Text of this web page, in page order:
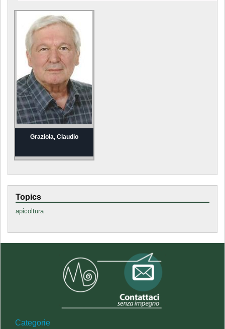
Graziola, Claudio
Topics
apicoltura
Categorie